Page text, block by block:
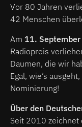
Schnipsel
Vor 80 Jahren
42 Menschen
Am 11. September
Radiopreis
Daumen, die wir
Egal, wie’s
Nominierung!
Über den
Seit 2010 zeichnet